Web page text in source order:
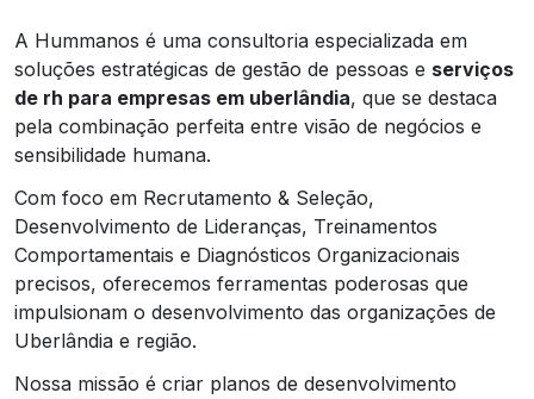
A Hummanos é uma consultoria especializada em
soluções estratégicas de gestão de pessoas e serviços
de rh para empresas em uberlândia, que se destaca
pela combinação perfeita entre visão de negócios e
sensibilidade humana.
Com foco em Recrutamento & Seleção,
Desenvolvimento de Lideranças, Treinamentos
Comportamentais e Diagnósticos Organizacionais
precisos, oferecemos ferramentas poderosas que
impulsionam o desenvolvimento das organizações de
Uberlândia e região.
Nossa missão é criar planos de desenvolvimento